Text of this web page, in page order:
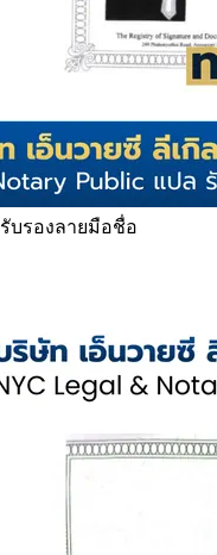
บรองลายมือชื่อ